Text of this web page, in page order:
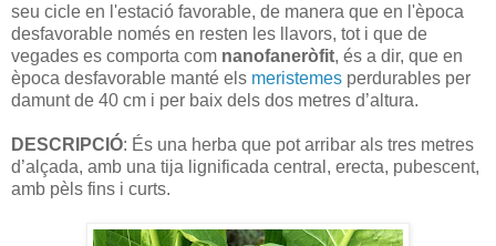
seu cicle en l'estació favorable, de manera que en l'època
desfavorable només en resten les llavors, tot i que de
vegades es comporta com nanofaneròfit, és a dir, que en
època desfavorable manté els meristemes perdurables per
damunt de 40 cm i per baix dels dos metres d’altura.
DESCRIPCIÓ: És una herba que pot arribar als tres metres
d’alçada, amb una tija lignificada central, erecta, pubescent,
amb pèls fins i curts.